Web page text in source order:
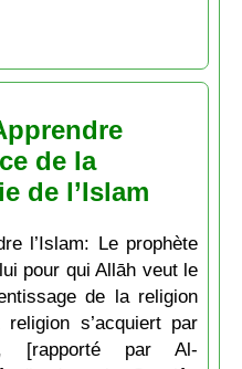
de la
de l’Islam
l’Islam: Le prophète
pour qui Allāh veut le
de la religion
s’acquiert par
[rapporté par Al-